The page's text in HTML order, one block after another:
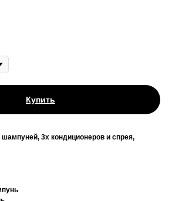
Купить
шампуней, 3х кондиционеров и спрея,